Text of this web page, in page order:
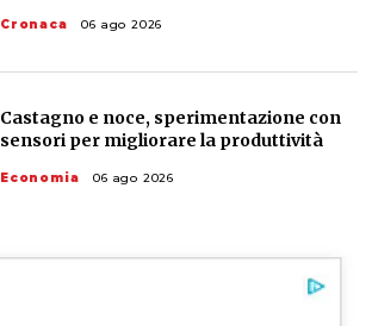
Cronaca 06 ago 2026
Castagno e noce, sperimentazione con
sensori per migliorare la produttività
Economia 06 ago 2026